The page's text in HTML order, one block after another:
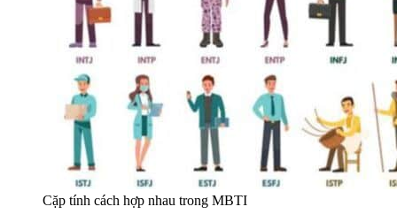
Cặp tính cách hợp nhau trong MBTI